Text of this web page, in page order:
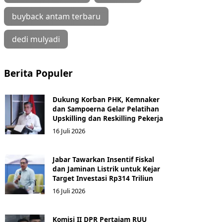
buyback antam terbaru
dedi mulyadi
Berita Populer
Dukung Korban PHK, Kemnaker
dan Sampoerna Gelar Pelatihan
Upskilling dan Reskilling Pekerja
16 Juli 2026
Jabar Tawarkan Insentif Fiskal
dan Jaminan Listrik untuk Kejar
Target Investasi Rp314 Triliun
16 Juli 2026
Komisi II DPR Pertajam RUU